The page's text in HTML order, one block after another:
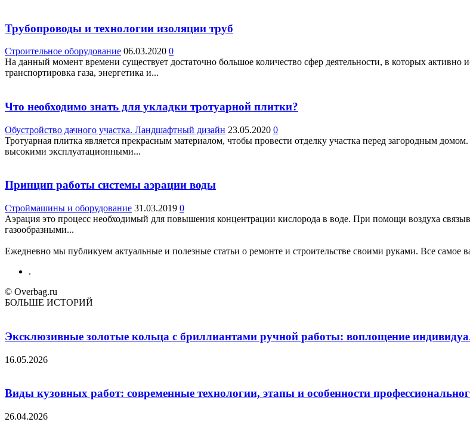
Трубопроводы и технологии изоляции труб
Строительное оборудование 06.03.2020 0
На данный момент времени существует достаточно большое количество сфер деятельности, в которых
транспортировка газа, энергетика и...
Что необходимо знать для укладки тротуарной плитки?
Обустройство дачного участка. Ландшафтный дизайн 23.05.2020 0
Тротуарная плитка является прекрасным материалом, чтобы провести отделку участка перед загородным
высокими эксплуатационными...
Принцип работы системы аэрации воды
Строймашины и оборудование 31.03.2019 0
Аэрация это процесс необходимый для повышения концентрации кислорода в воде. При помощи воздуха
газообразными...
Ежедневно мы публикуем актуальные и полезные статьи о ремонте и строительстве своими руками. Все самое
.
© Overbag.ru
БОЛЬШЕ ИСТОРИЙ
Эксклюзивные золотые кольца с бриллиантами ручной работы: воплощение
16.05.2026
Виды кузовных работ: современные технологии, этапы и особенности
26.04.2026